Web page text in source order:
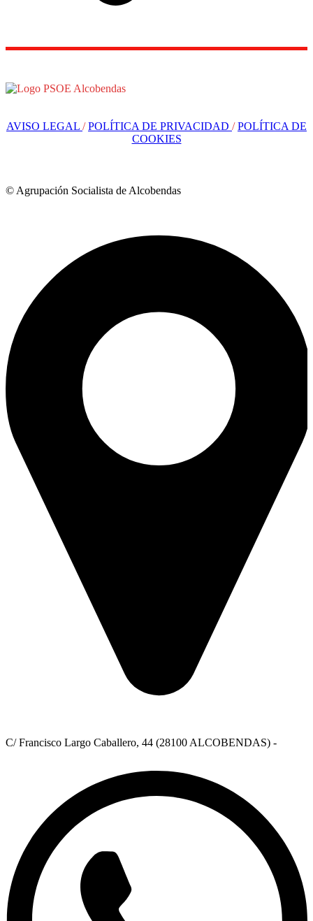
AVISO LEGAL /POLÍTICA DE PRIVACIDAD /POLÍTICA DE
COOKIES
© Agrupación Socialista de Alcobendas
C/ Francisco Largo Caballero, 44 (28100 ALCOBENDAS) -